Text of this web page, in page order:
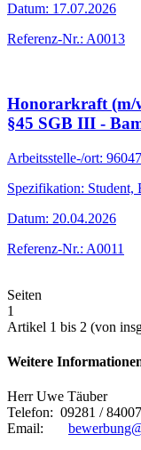
Datum: 17.07.2026
Referenz-Nr.: A0013
Honorarkraft (m/
§45 SGB III -
Arbeitsstelle-/ort:
Spezifikation: Student,
Datum: 20.04.2026
Referenz-Nr.: A0011
Seiten
1
Artikel 1 bis 2 (von
Weitere
Herr Uwe Täuber
Telefon: 09281 /
Email: